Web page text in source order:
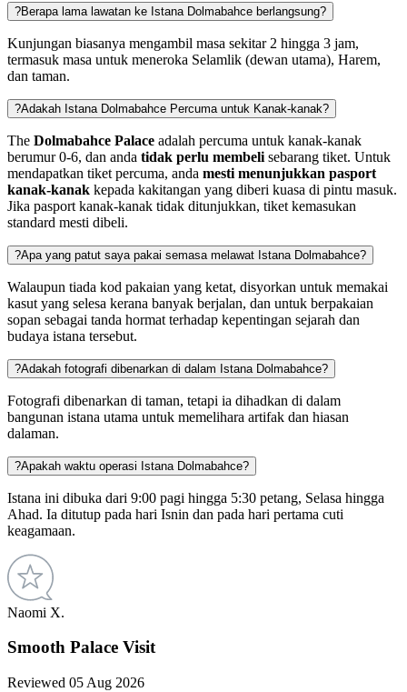
?Berapa lama lawatan ke Istana Dolmabahce berlangsung?
Kunjungan biasanya mengambil masa sekitar 2 hingga 3 jam,
termasuk masa untuk meneroka Selamlik (dewan utama), Harem,
dan taman.
?Adakah Istana Dolmabahce Percuma untuk Kanak-kanak?
The Dolmabahce Palace adalah percuma untuk kanak-kanak
berumur 0-6, dan anda tidak perlu membeli sebarang tiket. Untuk
mendapatkan tiket percuma, anda mesti menunjukkan pasport
kanak-kanak kepada kakitangan yang diberi kuasa di pintu masuk.
Jika pasport kanak-kanak tidak ditunjukkan, tiket kemasukan
standard mesti dibeli.
?Apa yang patut saya pakai semasa melawat Istana Dolmabahce?
Walaupun tiada kod pakaian yang ketat, disyorkan untuk memakai
kasut yang selesa kerana banyak berjalan, dan untuk berpakaian
sopan sebagai tanda hormat terhadap kepentingan sejarah dan
budaya istana tersebut.
?Adakah fotografi dibenarkan di dalam Istana Dolmabahce?
Fotografi dibenarkan di taman, tetapi ia dihadkan di dalam
bangunan istana utama untuk memelihara artifak dan hiasan
dalaman.
?Apakah waktu operasi Istana Dolmabahce?
Istana ini dibuka dari 9:00 pagi hingga 5:30 petang, Selasa hingga
Ahad. Ia ditutup pada hari Isnin dan pada hari pertama cuti
keagamaan.
Naomi X.
Smooth Palace Visit
Reviewed 05 Aug 2026